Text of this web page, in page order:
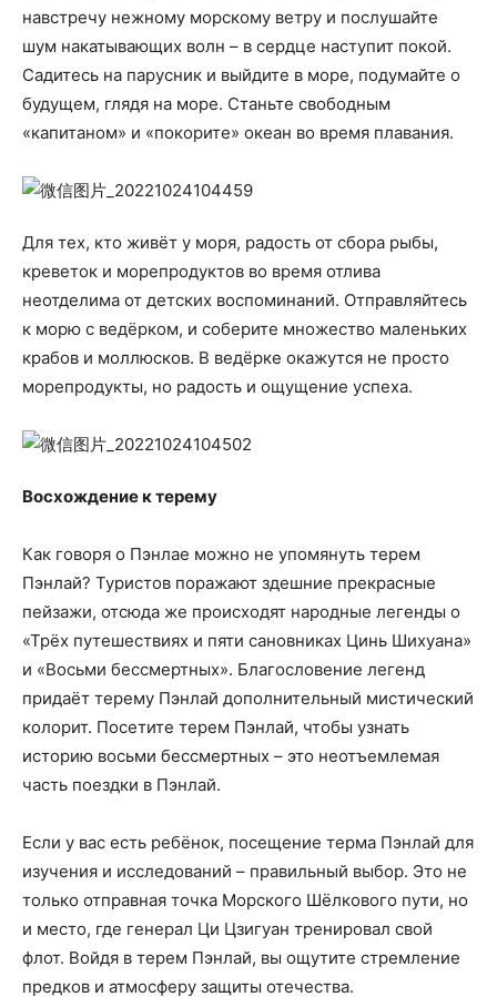
навстречу нежному морскому ветру и послушайте
шум накатывающих волн – в сердце наступит покой.
Садитесь на парусник и выйдите в море, подумайте о
будущем, глядя на море. Станьте свободным
«капитаном» и «покорите» океан во время плавания.
Для тех, кто живёт у моря, радость от сбора рыбы,
креветок и морепродуктов во время отлива
неотделима от детских воспоминаний. Отправляйтесь
к морю с ведёрком, и соберите множество маленьких
крабов и моллюсков. В ведёрке окажутся не просто
морепродукты, но радость и ощущение успеха.
Восхождение к терему
Как говоря о Пэнлае можно не упомянуть терем
Пэнлай? Туристов поражают здешние прекрасные
пейзажи, отсюда же происходят народные легенды о
«Трёх путешествиях и пяти сановниках Цинь Шихуана»
и «Восьми бессмертных». Благословение легенд
придаёт терему Пэнлай дополнительный мистический
колорит. Посетите терем Пэнлай, чтобы узнать
историю восьми бессмертных – это неотъемлемая
часть поездки в Пэнлай.
Если у вас есть ребёнок, посещение терма Пэнлай для
изучения и исследований – правильный выбор. Это не
только отправная точка Морского Шёлкового пути, но
и место, где генерал Ци Цзигуан тренировал свой
флот. Войдя в терем Пэнлай, вы ощутите стремление
предков и атмосферу защиты отечества.